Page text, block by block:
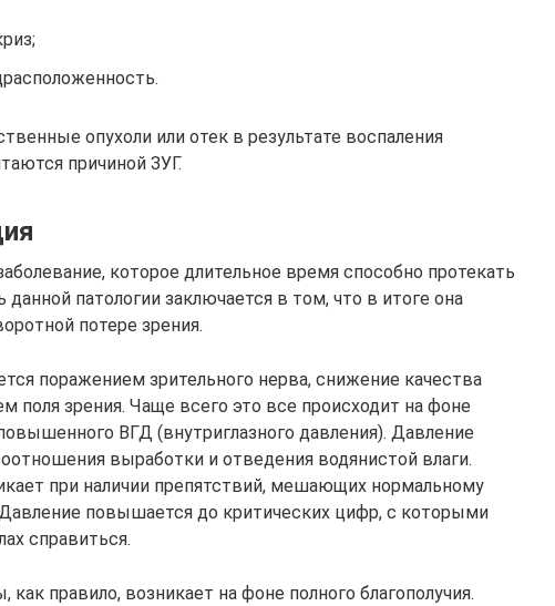
опухоли или отек в результате воспаления
причиной ЗУГ.
которое длительное время способно протекать
патологии заключается в том, что в итоге она
потере зрения.
поражением зрительного нерва, снижение качества
поля зрения. Чаще всего это все происходит на фоне
ВГД (внутриглазного давления). Давление
выработки и отведения водянистой влаги.
при наличии препятствий, мешающих нормальному
Давление повышается до критических цифр, с которыми
справиться.
правило, возникает на фоне полного благополучия.